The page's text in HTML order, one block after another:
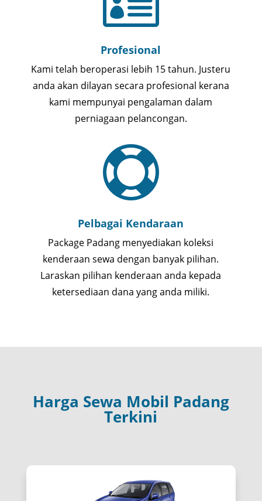
Profesional
Kami telah beroperasi lebih 15 tahun. Justeru
anda akan dilayan secara profesional kerana
kami mempunyai pengalaman dalam
perniagaan pelancongan.

Pelbagai Kendaraan
Package Padang menyediakan koleksi
kenderaan sewa dengan banyak pilihan.
Laraskan pilihan kenderaan anda kepada
ketersediaan dana yang anda miliki.
Harga Sewa Mobil Padang
Terkini